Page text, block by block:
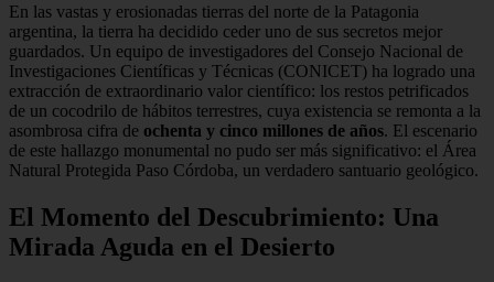
En las vastas y erosionadas tierras del norte de la Patagonia
argentina, la tierra ha decidido ceder uno de sus secretos mejor
guardados. Un equipo de investigadores del Consejo Nacional de
Investigaciones Científicas y Técnicas (CONICET) ha logrado una
extracción de extraordinario valor científico: los restos petrificados
de un cocodrilo de hábitos terrestres, cuya existencia se remonta a la
asombrosa cifra de ochenta y cinco millones de años. El escenario
de este hallazgo monumental no pudo ser más significativo: el Área
Natural Protegida Paso Córdoba, un verdadero santuario geológico.
El Momento del Descubrimiento: Una
Mirada Aguda en el Desierto